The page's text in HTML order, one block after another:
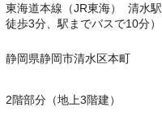
東海道本線（JR東海）
清水駅
徒歩3分、駅までバスで10分）
静岡県静岡市清水区本町
2階部分（地上3階建）